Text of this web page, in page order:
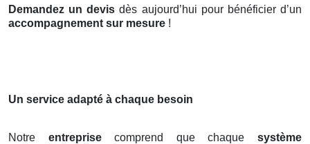
Demandez un devis dès aujourd’hui pour bénéficier d’un
accompagnement sur mesure !
Un service adapté à chaque besoin
Notre entreprisecomprend que chaquesystème